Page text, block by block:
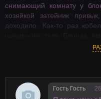
снимающий комнату у
хозяйкой затейник
доходило. Как-то раз
дала мацать свой клевый
Гость Гость